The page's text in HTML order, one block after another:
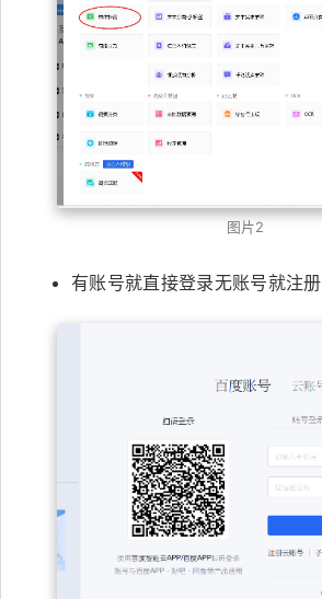
图片2
有账号就直接登录无账号就注册